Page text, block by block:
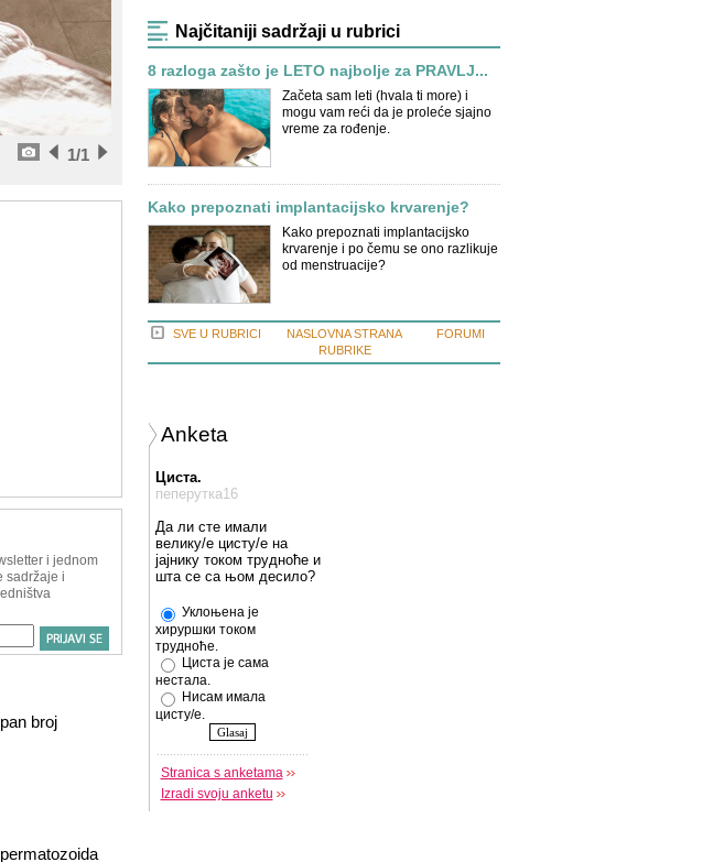
/1
1
broj
Najčitaniji sadržaji u rubrici
8 razloga zašto je LETO najbolje za PRAVLJ...
Začeta sam leti (hvala ti more) i
mogu vam reći da je proleće sjajno
vreme za rođenje.
Kako prepoznati implantacijsko krvarenje?
Kako prepoznati implantacijsko
krvarenje i po čemu se ono razlikuje
od menstruacije?
SVE U RUBRICI
NASLOVNA STRANA
RUBRIKE
FORUMI
Anketa
Циста.
пеперутка16
Да ли сте имали
велику/е цисту/е на
јајнику током трудноће и
шта се са њом десило?
Уклоњена је
хируршки током
трудноће.
Циста је сама
нестала.
Нисам имала
цисту/е.
Stranica s anketama
Izradi svoju anketu